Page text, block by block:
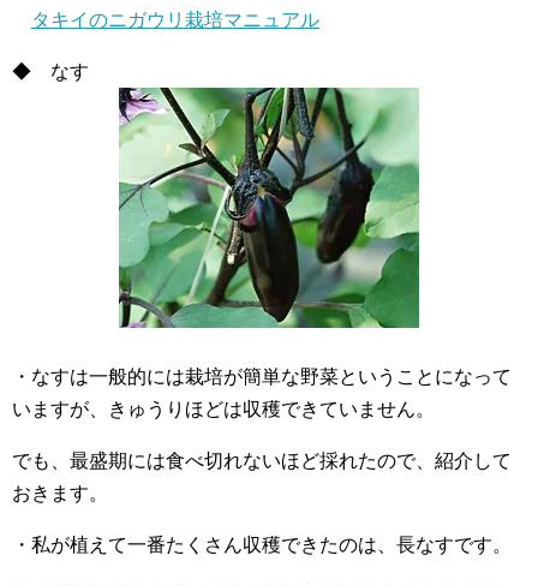
タキイのニガウリ栽培マニュアル
◆ なす
・なすは一般的には栽培が簡単な野菜ということになって
いますが、きゅうりほどは収穫できていません。
でも、最盛期には食べ切れないほど採れたので、紹介して
おきます。
・私が植えて一番たくさん収穫できたのは、長なすです。